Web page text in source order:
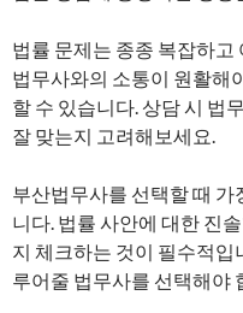
법률 문제는 종종 복잡하고
법무사와의 소통이 원활해
할 수 있습니다. 상담 시 법
잘 맞는지 고려해보세요.
부산법무사를 선택할 때 가
니다. 법률 사안에 대한 진
지 체크하는 것이 필수적
루어줄 법무사를 선택해야